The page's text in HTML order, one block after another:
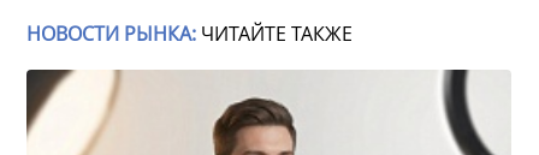
НОВОСТИ РЫНКА: ЧИТАЙТЕ ТАКЖЕ